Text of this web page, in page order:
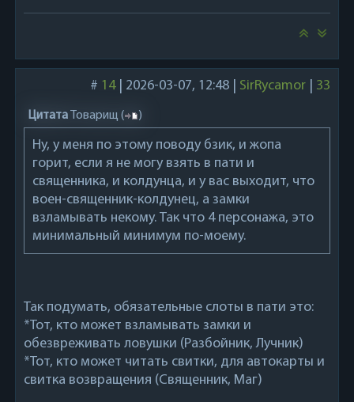
# 14| 2026-03-07, 12:48 SirRycamor| 33
Цитата Товарищ ( )
Ну, у меня по этому поводу бзик, и жопа
горит, если я не могу взять в пати и
священника, и колдунца, и у вас выходит, что
воен-священник-колдунец, а замки
взламывать некому. Так что 4 персонажа, это
минимальный минимум по-моему.
Так подумать, обязательные слоты в пати это:
*Тот, кто может взламывать замки и
обезвреживать ловушки (Разбойник, Лучник)
*Тот, кто может читать свитки, для автокарты и
свитка возвращения (Священник, Маг)